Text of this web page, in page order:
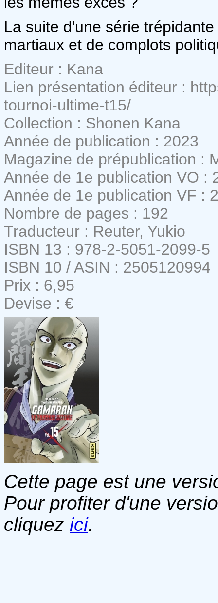
La suite d'une série
martiaux et de complots
Editeur : Kana
Lien présentation éditeur :
tournoi-ultime-t15/
Collection : Shonen Kana
Année de publication : 2023
Magazine de prépublication :
Année de 1e publication VO :
Année de 1e publication VF :
Nombre de pages : 192
Traducteur : Reuter, Yukio
ISBN 13 : 978-2-5051-2099-5
ISBN 10 / ASIN : 2505120994
Prix : 6,95
Devise : €
Cette page est une
Pour profiter d'une
cliquez ici.